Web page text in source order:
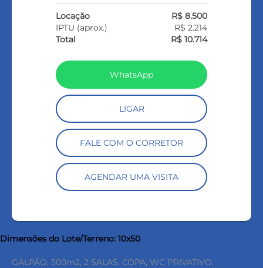
Locação
R$ 8.500
IPTU (aprox.)
R$ 2.214
Total
R$ 10.714
WhatsApp
LIGAR
FALE COM O CORRETOR
AGENDAR UMA VISITA
Dimensões do Lote/Terreno: 10x50
GALPÃO, 500m2, 2 SALAS, COPA, WC PRIVATIVO,